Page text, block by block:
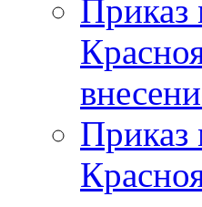
Приказ
Приказ